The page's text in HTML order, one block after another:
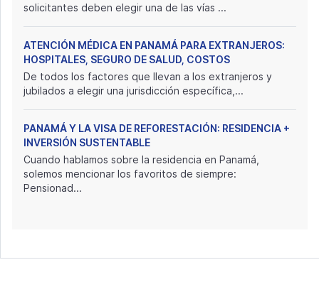
solicitantes deben elegir una de las vías ...
ATENCIÓN MÉDICA EN PANAMÁ PARA EXTRANJEROS:
HOSPITALES, SEGURO DE SALUD, COSTOS
De todos los factores que llevan a los extranjeros y
jubilados a elegir una jurisdicción específica,...
PANAMÁ Y LA VISA DE REFORESTACIÓN: RESIDENCIA +
INVERSIÓN SUSTENTABLE
Cuando hablamos sobre la residencia en Panamá,
solemos mencionar los favoritos de siempre:
Pensionad...